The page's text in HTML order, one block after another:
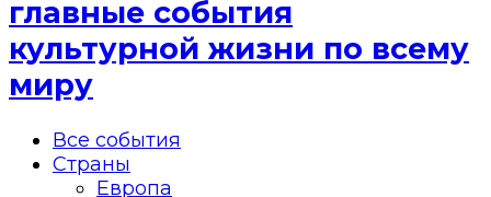
главные события
культурной жизни по всему
миру
Все события
Страны
Европа